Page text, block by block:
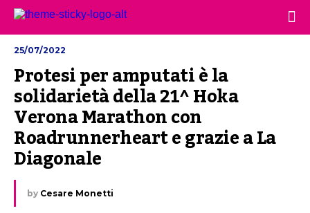
25/07/2022
Protesi per amputati è la
solidarietà della 21^ Hoka
Verona Marathon con
Roadrunnerheart e grazie a La
Diagonale
by Cesare Monetti